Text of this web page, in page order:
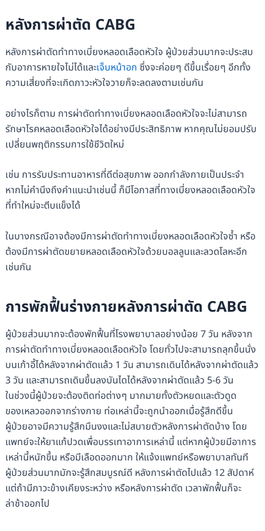
หลังการผ่าตัด CABG
หลังการผ่าตัดทำทางเบี่ยงหลอดเลือดหัวใจ ผู้ป่วยส่วนมากจะประสบ
กับอาการหายใจไม่ได้และเจ็บหน้าอก ซึ่งจะค่อยๆ ดีขึ้นเรื่อยๆ อีกทั้ง
ความเสี่ยงที่จะเกิดภาวะหัวใจวายก็จะลดลงตามเช่นกัน
อย่างไรก็ตาม การผ่าตัดทำทางเบี่ยงหลอดเลือดหัวใจจะไม่สามารถ
รักษาโรคหลอดเลือดหัวใจได้อย่างมีประสิทธิภาพ หากคุณไม่ยอมปรับ
เปลี่ยนพฤติกรรมการใช้ชีวิตใหม่
เช่น การรับประทานอาหารที่ดีต่อสุขภาพ ออกกำลังกายเป็นประจำ
หากไม่คำนึงถึงคำแนะนำเช่นนี้ ก็มีโอกาสที่ทางเบี่ยงหลอดเลือดหัวใจ
ที่ทำใหม่จะตีบแข็งได้
ในบางกรณีอาจต้องมีการผ่าตัดทำทางเบี่ยงหลอดเลือดหัวใจซ้ำ หรือ
ต้องมีการผ่าตัดขยายหลอดเลือดหัวใจด้วยบอลลูนและลวดโลหะอีก
เช่นกัน
การพักฟื้นร่างกายหลังการผ่าตัด CABG
ผู้ป่วยส่วนมากจะต้องพักฟื้นที่โรงพยาบาลอย่างน้อย 7 วัน หลังจาก
การผ่าตัดทำทางเบี่ยงหลอดเลือดหัวใจ โดยทั่วไปจะสามารถลุกขึ้นนั่ง
บนเก้าอี้ได้หลังจากผ่าตัดแล้ว 1 วัน สามารถเดินได้หลังจากผ่าตัดแล้ว
3 วัน และสามารถเดินขึ้นลงบันไดได้หลังจากผ่าตัดแล้ว 5-6 วัน
ในช่วงนี้ผู้ป่วยจะต้องติดท่อต่างๆ มากมายทั้งตัวหยดและตัวดูด
ของเหลวออกจากร่างกาย ท่อเหล่านี้จะถูกนำออกเมื่อรู้สึกดีขึ้น
ผู้ป่วยอาจมีความรู้สึกมึนงงและไม่สบายตัวหลังการผ่าตัดบ้าง โดย
แพทย์จะให้ยาแก้ปวดเพื่อบรรเทาอาการเหล่านี้ แต่หากผู้ป่วยมีอาการ
เหล่านี้หนักขึ้น หรือมีเลือดออกมาก ให้แจ้งแพทย์หรือพยาบาลทันที
ผู้ป่วยส่วนมากมักจะรู้สึกสมบูรณ์ดี หลังการผ่าตัดไปแล้ว 12 สัปดาห์
แต่ถ้ามีภาวะข้างเคียงระหว่าง หรือหลังการผ่าตัด เวลาพักฟื้นก็จะ
ล่าช้าออกไป